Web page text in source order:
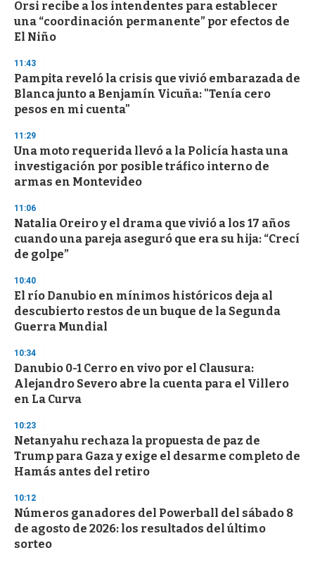
s
o
f
3
s
e
c
o
n
d
s
Orsi recibe a los intendentes para establecer
una “coordinación permanente” por efectos de
El Niño
11:43
Pampita reveló la crisis que vivió embarazada de
Blanca junto a Benjamín Vicuña: "Tenía cero
pesos en mi cuenta"
11:29
Una moto requerida llevó a la Policía hasta una
investigación por posible tráfico interno de
armas en Montevideo
11:06
Natalia Oreiro y el drama que vivió a los 17 años
cuando una pareja aseguró que era su hija: “Crecí
de golpe”
10:40
El río Danubio en mínimos históricos deja al
descubierto restos de un buque de la Segunda
Guerra Mundial
10:34
Danubio 0-1 Cerro en vivo por el Clausura:
Alejandro Severo abre la cuenta para el Villero
en La Curva
10:23
Netanyahu rechaza la propuesta de paz de
Trump para Gaza y exige el desarme completo de
Hamás antes del retiro
10:12
Números ganadores del Powerball del sábado 8
de agosto de 2026: los resultados del último
sorteo